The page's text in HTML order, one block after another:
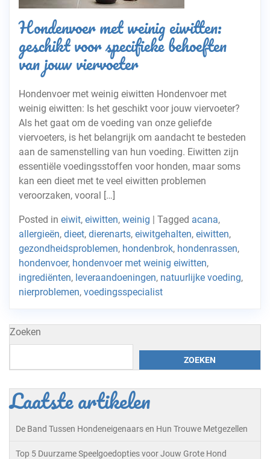
Hondenvoer met weinig eiwitten:
geschikt voor specifieke behoeften
van jouw viervoeter
Hondenvoer met weinig eiwitten Hondenvoer met
weinig eiwitten: Is het geschikt voor jouw viervoeter?
Als het gaat om de voeding van onze geliefde
viervoeters, is het belangrijk om aandacht te besteden
aan de samenstelling van hun voeding. Eiwitten zijn
essentiële voedingsstoffen voor honden, maar soms
kan een dieet met te veel eiwitten problemen
veroorzaken, vooral […]
Posted in eiwit, eiwitten, weinig | Tagged acana,
allergieën, dieet, dierenarts, eiwitgehalten, eiwitten,
gezondheidsproblemen, hondenbrok, hondenrassen,
hondenvoer, hondenvoer met weinig eiwitten,
ingrediënten, leveraandoeningen, natuurlijke voeding,
nierproblemen, voedingsspecialist
Zoeken
ZOEKEN
Laatste artikelen
De Band Tussen Hondeneigenaars en Hun Trouwe Metgezellen
Top 5 Duurzame Speelgoedopties voor Jouw Grote Hond